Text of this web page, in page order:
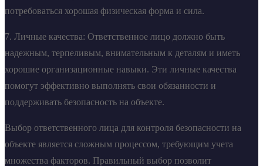
потребоваться хорошая физическая форма и сила.
7. Личные качества: Ответственное лицо должно быть
надежным, терпеливым, внимательным к деталям и иметь
хорошие организационные навыки. Эти личные качества
помогут эффективно выполнять свои обязанности и
поддерживать безопасность на объекте.
Выбор ответственного лица для контроля безопасности на
объекте является сложным процессом, требующим учета
множества факторов. Правильный выбор позволит